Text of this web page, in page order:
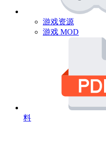
游戏资源
游戏 MOD
料